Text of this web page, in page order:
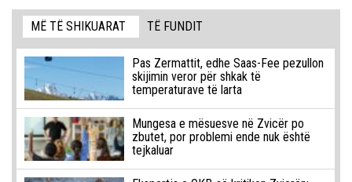
MË TË SHIKUARAT TË FUNDIT
Pas Zermattit, edhe Saas-Fee pezullon
skijimin veror për shkak të
temperaturave të larta
Mungesa e mësuesve në Zvicër po
zbutet, por problemi ende nuk është
tejkaluar